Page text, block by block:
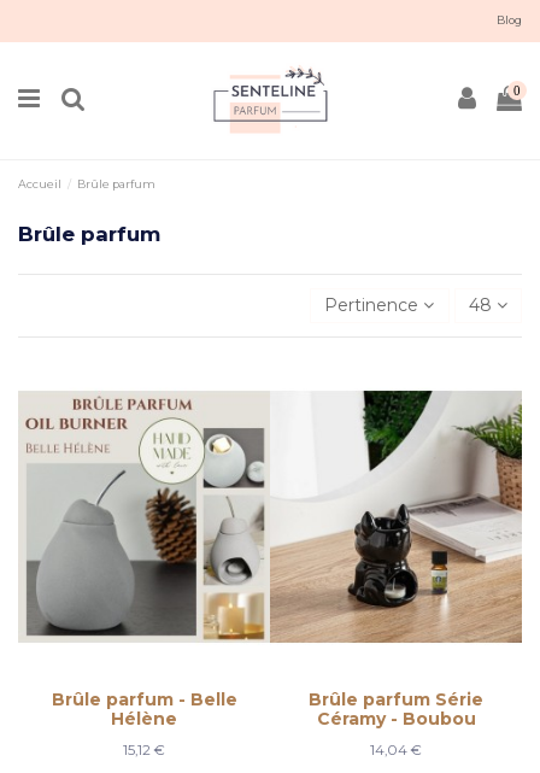
Blog
0
Accueil Brûle parfum
Brûle parfum
Pertinence 48
Brûle parfum - Belle
Hélène
15,12 €
Brûle parfum Série
Céramy - Boubou
14,04 €